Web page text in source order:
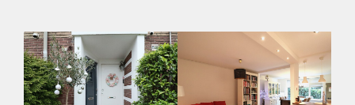
connection to the ring A-9 and easily accesible by public
transport. The apartment has 2 bedrooms and is fully
furnished, situated in a well maintained building.
- Available from 24-02-2025 for minimum 12 months